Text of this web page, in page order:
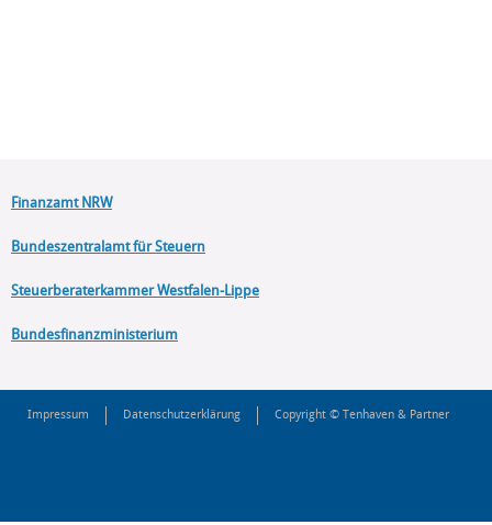
Finanzamt NRW
Bundeszentralamt für Steuern
Steuerberaterkammer Westfalen-Lippe
Bundesfinanzministerium
Impressum Datenschutzerklärung Copyright © Tenhaven & Partner